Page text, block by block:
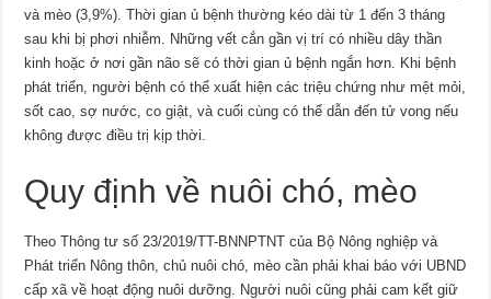
và mèo (3,9%). Thời gian ủ bệnh thường kéo dài từ 1 đến 3 tháng
sau khi bị phơi nhiễm. Những vết cắn gần vị trí có nhiều dây thần
kinh hoặc ở nơi gần não sẽ có thời gian ủ bệnh ngắn hơn. Khi bệnh
phát triển, người bệnh có thể xuất hiện các triệu chứng như mệt mỏi,
sốt cao, sợ nước, co giật, và cuối cùng có thể dẫn đến tử vong nếu
không được điều trị kịp thời.
Quy định về nuôi chó, mèo
Theo Thông tư số 23/2019/TT-BNNPTNT của Bộ Nông nghiệp và
Phát triển Nông thôn, chủ nuôi chó, mèo cần phải khai báo với UBND
cấp xã về hoạt động nuôi dưỡng. Người nuôi cũng phải cam kết giữ